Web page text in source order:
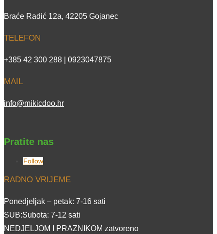
Braće Radić 12a, 42205 Gojanec
TELEFON
+385 42 300 288 | 0923047875
MAIL
info@mikicdoo.hr
Pratite nas
Follow
RADNO VRIJEME
Ponedjeljak – petak: 7-16 sati
SUB:Subota: 7-12 sati
NEDJELJOM I PRAZNIKOM zatvoreno